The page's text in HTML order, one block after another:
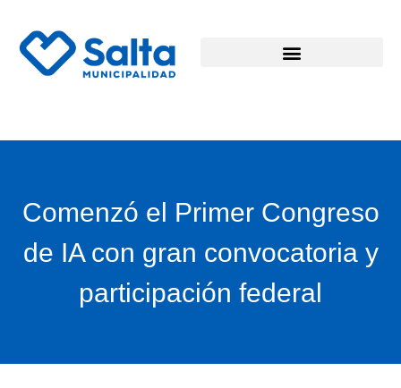
Comenzó el Primer Congreso
de IA con gran convocatoria y
participación federal